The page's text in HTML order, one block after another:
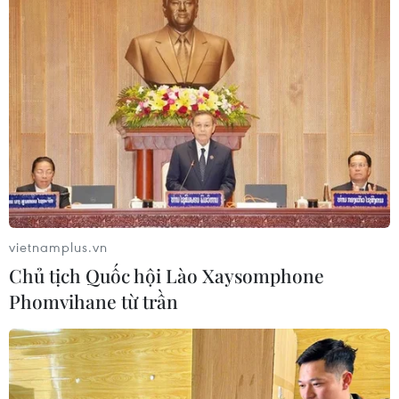
Thánh đường Emir
Abdelkader - biểu tượng văn hóa,
tôn giáo của Constantine
08/08/2026 08:35
Trưng bày sách, báo, ảnh khắc họa
chân dung người chiến sỹ Công an
Thủ đô
08/08/2026 02:52
66 đoàn võ thuật lần đầu tiên
hội tụ tại Festival Võ thuật quốc tế Hà
Nội 2026
08/08/2026 02:26
vietnamplus.vn
Chủ tịch Quốc hội Lào Xaysomphone
Phomvihane từ trần